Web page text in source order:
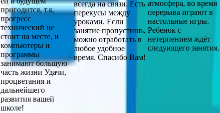
пригодится, т.к.
прогресс
технический не
стоит на месте, и
компьютеры и
программы
занимают большую
часть жизни Удачи,
процветания и
дальнейшего
развития вашей
школе!
всегда на связи. Есть
перекусы между
уроками. Если
занятие пропустишь,
можно отработать в
любое удобное
время. Спасибо Вам!
атмосфера, во время
перерыва играют в
настольные игры.
Ребенок с
нетерпением ждёт
следующего занятия.